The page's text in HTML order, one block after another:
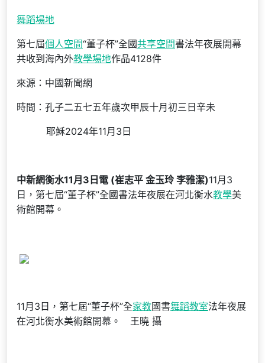
舞蹈場地
第七屆個人空間“董子杯”全國共享空間書法年夜展開幕
共收到海內外教學場地作品4128件
來源：中國新聞網
時間：孔子二五七五年歲次甲辰十月初三日辛未
耶穌2024年11月3日
中新網衡水11月3日電 (崔志平 金玉玲 李雅潔)11月3
日，第七屆“董子杯”全國書法年夜展在河北衡水教學美
術館開幕。
11月3日，第七屆“董子杯”全家教國書舞蹈教室法年夜展
在河北衡水美術館開幕。 王曉 攝